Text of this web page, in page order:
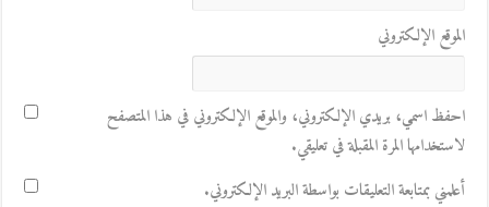
الموقع الإلكتروني
احفظ اسمي، بريدي الإلكتروني، والموقع الإلكتروني في هذا المتصفح
لاستخدامها المرة المقبلة في تعليقي.
أعلمني بمتابعة التعليقات بواسطة البريد الإلكتروني.